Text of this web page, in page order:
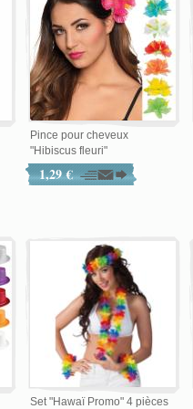
Pince pour cheveux
"Hibiscus fleuri"
1,29 €
Set "Hawaï Promo" 4 pièces